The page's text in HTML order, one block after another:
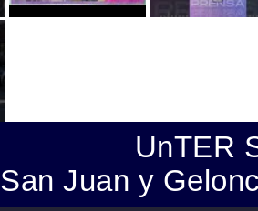
UnTER
San Juan y